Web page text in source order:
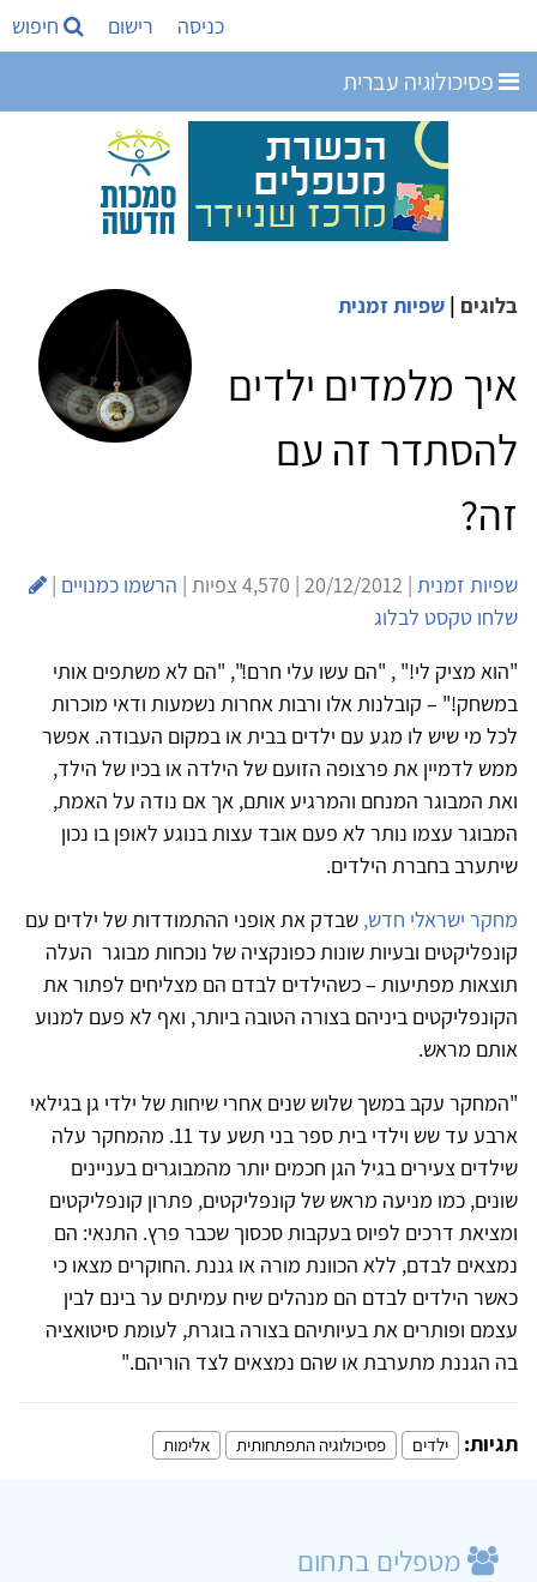
כניסה רישום חיפוש
פסיכולוגיה עברית
בלוגים | שפיות זמנית
איך מלמדים ילדים
להסתדר זה עם
זה?
שפיות זמנית | 20/12/2012 | 4,570 צפיות | הרשמו כמנויים |
שלחו טקסט לבלוג
"הוא מציק לי!" , "הם עשו עלי חרם!", "הם לא משתפים אותי
במשחק!" – קובלנות אלו ורבות אחרות נשמעות ודאי מוכרות
לכל מי שיש לו מגע עם ילדים בבית או במקום העבודה. אפשר
ממש לדמיין את פרצופה הזועם של הילדה או בכיו של הילד,
ואת המבוגר המנחם והמרגיע אותם, אך אם נודה על האמת,
המבוגר עצמו נותר לא פעם אובד עצות בנוגע לאופן בו נכון
שיתערב בחברת הילדים.
מחקר ישראלי חדש, שבדק את אופני ההתמודדות של ילדים עם
קונפליקטים ובעיות שונות כפונקציה של נוכחות מבוגר העלה
תוצאות מפתיעות – כשהילדים לבדם הם מצליחים לפתור את
הקונפליקטים ביניהם בצורה הטובה ביותר, ואף לא פעם למנוע
אותם מראש.
"המחקר עקב במשך שלוש שנים אחרי שיחות של ילדי גן בגילאי
ארבע עד שש וילדי בית ספר בני תשע עד 11. מהמחקר עלה
שילדים צעירים בגיל הגן חכמים יותר מהמבוגרים בעניינים
שונים, כמו מניעה מראש של קונפליקטים, פתרון קונפליקטים
ומציאת דרכים לפיוס בעקבות סכסוך שכבר פרץ. התנאי: הם
נמצאים לבדם, ללא הכוונת מורה או גננת .החוקרים מצאו כי
כאשר הילדים לבדם הם מנהלים שיח עמיתים ער בינם לבין
עצמם ופותרים את בעיותיהם בצורה בוגרת, לעומת סיטואציה
בה הגננת מתערבת או שהם נמצאים לצד הוריהם.
"
תגיות: ילדים פסיכולוגיה התפתחותית אלימות
מטפלים בתחום